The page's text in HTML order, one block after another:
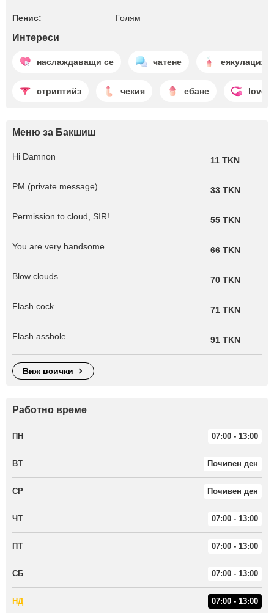
Пенис: Голям
Интереси
наслаждаващи се чатене еякулация
стриптийз чекия ебане
Меню за Бакшиш
Hi Damnon 11 TKN
PM (private message) 33 TKN
Permission to cloud, SIR! 55 TKN
You are very handsome 66 TKN
Blow clouds 70 TKN
Flash cock 71 TKN
Flash asshole 91 TKN
виж всички
Работно време
ПН 07:00 - 13:00
ВТ Почивен ден
СР Почивен ден
ЧТ 07:00 - 13:00
ПТ 07:00 - 13:00
СБ 07:00 - 13:00
НД 07:00 - 13:00